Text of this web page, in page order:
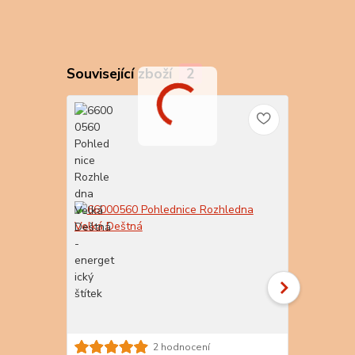
Související zboží 2
2 hodnocení